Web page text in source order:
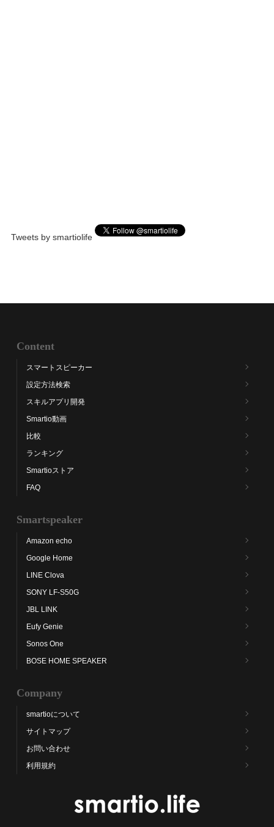
Tweets by smartiolife
Content
スマートスピーカー
設定方法検索
スキルアプリ開発
Smartio動画
比較
ランキング
Smartioストア
FAQ
Smartspeaker
Amazon echo
Google Home
LINE Clova
SONY LF-S50G
JBL LINK
Eufy Genie
Sonos One
BOSE HOME SPEAKER
Company
smartioについて
サイトマップ
お問い合わせ
利用規約